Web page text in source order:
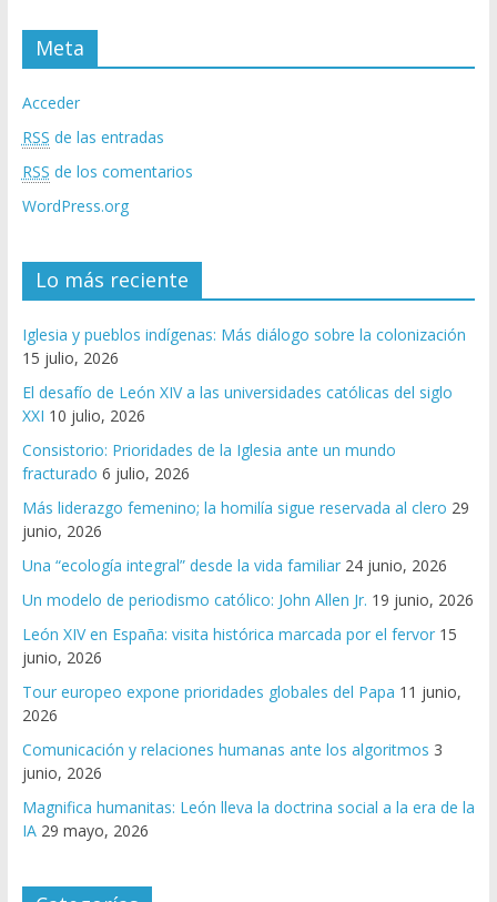
Meta
Acceder
RSS de las entradas
RSS de los comentarios
WordPress.org
Lo más reciente
Iglesia y pueblos indígenas: Más diálogo sobre la colonización
15 julio, 2026
El desafío de León XIV a las universidades católicas del siglo
XXI 10 julio, 2026
Consistorio: Prioridades de la Iglesia ante un mundo
fracturado 6 julio, 2026
Más liderazgo femenino; la homilía sigue reservada al clero 29
junio, 2026
Una “ecología integral” desde la vida familiar 24 junio, 2026
Un modelo de periodismo católico: John Allen Jr. 19 junio, 2026
León XIV en España: visita histórica marcada por el fervor 15
junio, 2026
Tour europeo expone prioridades globales del Papa 11 junio,
2026
Comunicación y relaciones humanas ante los algoritmos 3
junio, 2026
Magnifica humanitas: León lleva la doctrina social a la era de la
IA 29 mayo, 2026